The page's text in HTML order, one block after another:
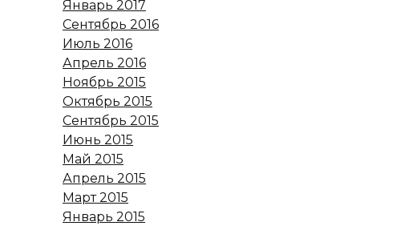
Январь 2017
Сентябрь 2016
Июль 2016
Апрель 2016
Ноябрь 2015
Октябрь 2015
Сентябрь 2015
Июнь 2015
Май 2015
Апрель 2015
Март 2015
Январь 2015